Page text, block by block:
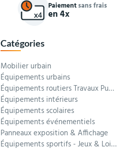
Paiementsans frais
en 4x
Catégories
Mobilier urbain
Équipements urbains
Équipements routiers Travaux Publics
Équipements intérieurs
Équipements scolaires
Équipements événementiels
Panneaux exposition & Affichage
Équipements sportifs - Jeux & Loisirs